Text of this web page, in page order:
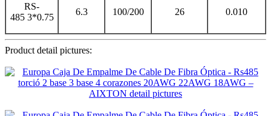
RS-
485 3*0.75
6.3 100/200 26 0.010
Product detail pictures: